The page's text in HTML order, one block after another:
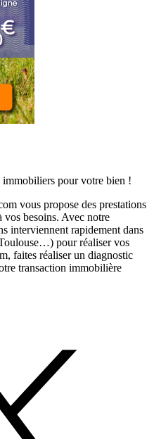
pour votre bien !
vous propose des prestations
vos besoins. Avec notre
interviennent rapidement dans
pour réaliser vos
faites réaliser un diagnostic
transaction immobilière